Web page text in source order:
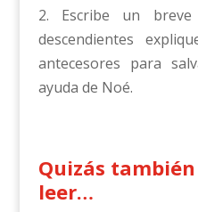
2. Escribe un
descendientes
antecesores para
ayuda de Noé.
Quizás
leer…